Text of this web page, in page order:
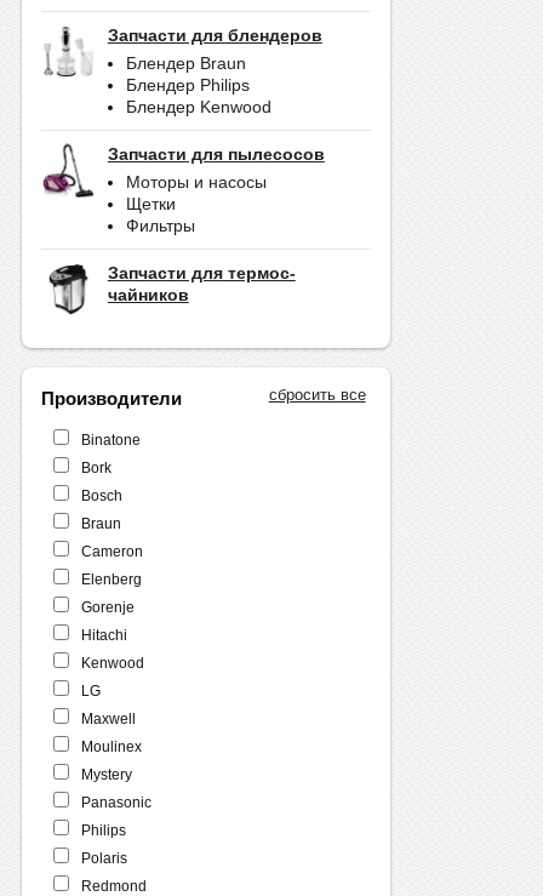
Запчасти для блендеров
Блендер Braun
Блендер Philips
Блендер Kenwood
Запчасти для пылесосов
Моторы и насосы
Щетки
Фильтры
Запчасти для термос-
чайников
сбросить все
Производители
Binatone
Bork
Bosch
Braun
Cameron
Elenberg
Gorenje
Hitachi
Kenwood
LG
Maxwell
Moulinex
Mystery
Panasonic
Philips
Polaris
Redmond